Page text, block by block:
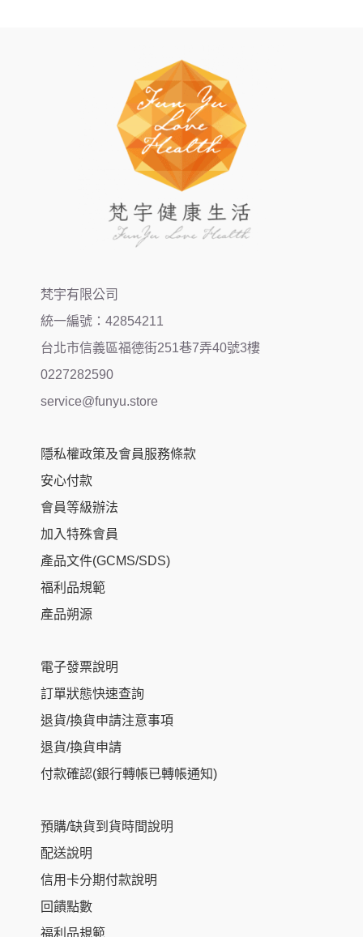
梵宇有限公司
統一編號：42854211
台北市信義區福德街251巷7弄40號3樓
0227282590
service@funyu.store
隱私權政策及會員服務條款
安心付款
會員等級辦法
加入特殊會員
產品文件(GCMS/SDS)
福利品規範
產品朔源
電子發票說明
訂單狀態快速查詢
退貨/換貨申請注意事項
退貨/換貨申請
付款確認(銀行轉帳已轉帳通知)
預購/缺貨到貨時間說明
配送說明
信用卡分期付款說明
回饋點數
福利品規範